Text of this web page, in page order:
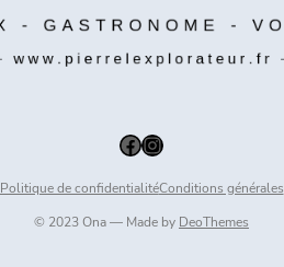
Facebook Instagram
Politique de confidentialitéConditions générales
© 2023 Ona — Made by DeoThemes